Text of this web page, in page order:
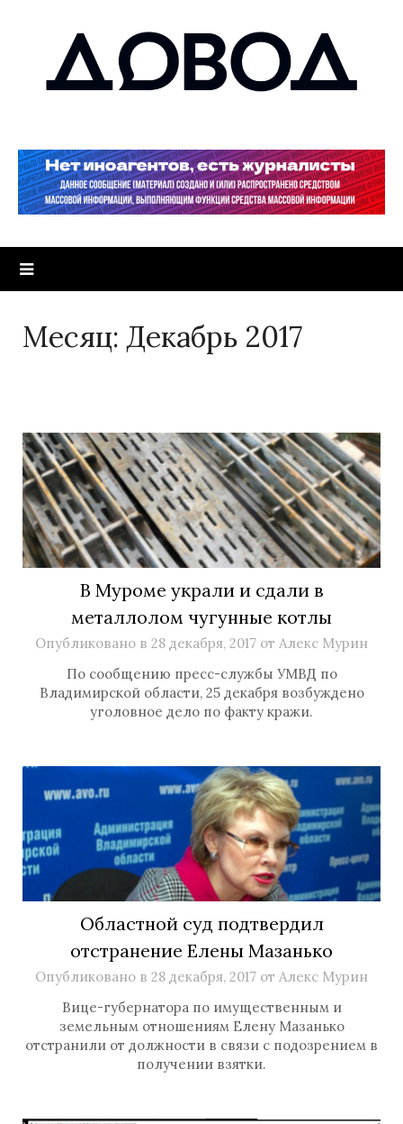
Месяц: Декабрь 2017
В Муроме украли и сдали в
металлолом чугунные котлы
Опубликовано в 28 декабря, 2017 от Алекс Мурин
По сообщению пресс-службы УМВД по
Владимирской области, 25 декабря возбуждено
уголовное дело по факту кражи.
Областной суд подтвердил
отстранение Елены Мазанько
Опубликовано в 28 декабря, 2017 от Алекс Мурин
Вице-губернатора по имущественным и
земельным отношениям Елену Мазанько
отстранили от должности в связи с подозрением в
получении взятки.